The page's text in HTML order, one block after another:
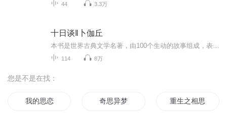
44 3.3万
十日谈‖卜伽丘
114 8万
您是不是在找：
我的思恋 奇思异梦 重生之相思梦